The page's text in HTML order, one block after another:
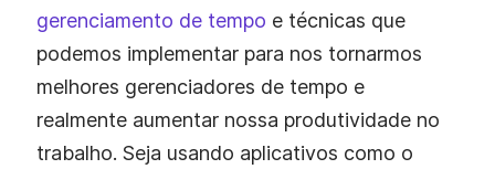
gerenciamento de tempo e técnicas que
podemos implementar para nos tornarmos
melhores gerenciadores de tempo e
realmente aumentar nossa produtividade no
trabalho. Seja usando aplicativos como o